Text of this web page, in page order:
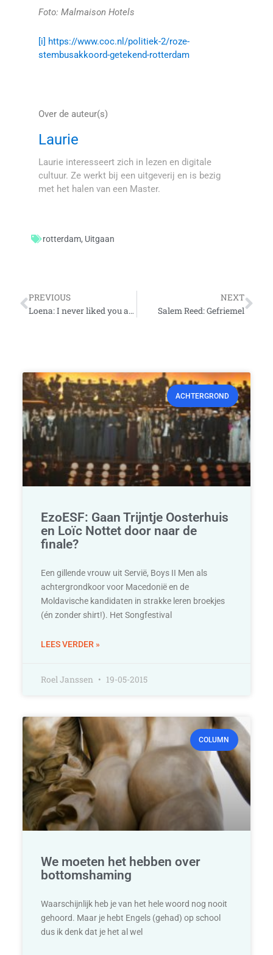
Foto: Malmaison Hotels
[i] https://www.coc.nl/politiek-2/roze-
stembusakkoord-getekend-rotterdam
Over de auteur(s)
Laurie
Laurie interesseert zich in lezen en digitale
cultuur. Ze werkt bij een uitgeverij en is bezig
met het halen van een Master.
rotterdam, Uitgaan
Vorige
PREVIOUS
Loena: I never liked you anyway
NEXT
Salem Reed: Gefriemel
ACHTERGROND
EzoESF: Gaan Trijntje Oosterhuis
en Loïc Nottet door naar de
finale?
Een gillende vrouw uit Servië, Boys II Men als
achtergrondkoor voor Macedonië en de
Moldavische kandidaten in strakke leren broekjes
(én zonder shirt!). Het Songfestival
LEES VERDER »
Roel Janssen 19-05-2015
COLUMN
We moeten het hebben over
bottomshaming
Waarschijnlijk heb je van het hele woord nog nooit
gehoord. Maar je hebt Engels (gehad) op school
dus ik denk dat je het al wel